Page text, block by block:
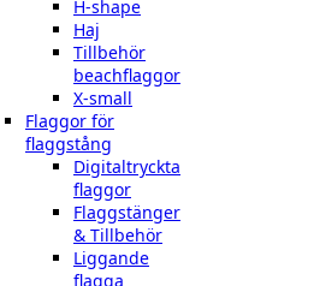
H-shape
Haj
Tillbehör
beachflaggor
X-small
Flaggor för
flaggstång
Digitaltryckta
flaggor
Flaggstänger
& Tillbehör
Liggande
flagga